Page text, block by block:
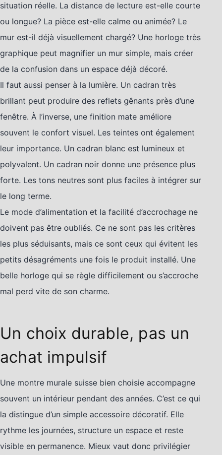
situation réelle. La distance de lecture est-elle courte
ou longue? La pièce est-elle calme ou animée? Le
mur est-il déjà visuellement chargé? Une horloge très
graphique peut magnifier un mur simple, mais créer
de la confusion dans un espace déjà décoré.
Il faut aussi penser à la lumière. Un cadran très
brillant peut produire des reflets gênants près d’une
fenêtre. À l’inverse, une finition mate améliore
souvent le confort visuel. Les teintes ont également
leur importance. Un cadran blanc est lumineux et
polyvalent. Un cadran noir donne une présence plus
forte. Les tons neutres sont plus faciles à intégrer sur
le long terme.
Le mode d’alimentation et la facilité d’accrochage ne
doivent pas être oubliés. Ce ne sont pas les critères
les plus séduisants, mais ce sont ceux qui évitent les
petits désagréments une fois le produit installé. Une
belle horloge qui se règle difficilement ou s’accroche
mal perd vite de son charme.
Un choix durable, pas un
achat impulsif
Une montre murale suisse bien choisie accompagne
souvent un intérieur pendant des années. C’est ce qui
la distingue d’un simple accessoire décoratif. Elle
rythme les journées, structure un espace et reste
visible en permanence. Mieux vaut donc privilégier